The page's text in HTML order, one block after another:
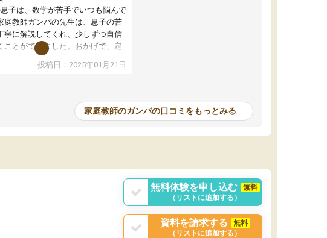
子は、数学が苦手でいつも悩んで
庭教師ガンバの先生は、息子の苦
寧に解説してくれ、少しずつ自信
ことができました。おかげで、定
績が10点以上アップし、本人もと
投稿日：2025年01月21日
家庭教師のガンバの口コミをもっとみる
無料体験を申し込む
無料
（リストに追加する）
資料を請求する
無料
（リストに追加する）